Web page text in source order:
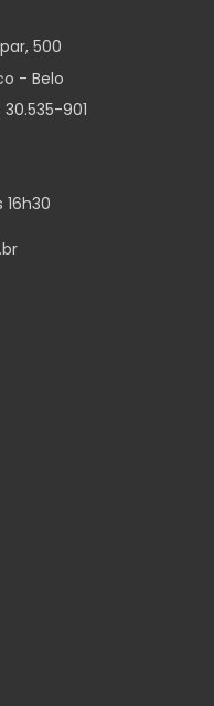
500
- Belo
901